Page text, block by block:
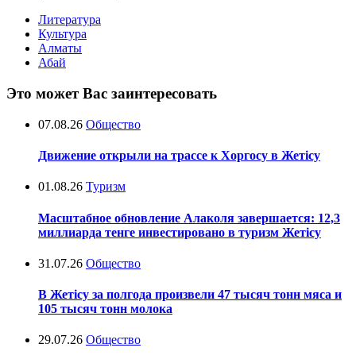
Литература
Культура
Алматы
Абай
Это может Вас заинтересовать
07.08.26 Общество
Движение открыли на трассе к Хоргосу в Жетісу
01.08.26 Туризм
Масштабное обновление Алаколя завершается: 12,3
миллиарда тенге инвестировано в туризм Жетісу
31.07.26 Общество
В Жетісу за полгода произвели 47 тысяч тонн мяса и
105 тысяч тонн молока
29.07.26 Общество